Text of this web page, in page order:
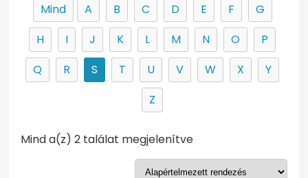
Mind A B C D E F
G
H
I J K L M N O
P
Q
R S T U V W X
Y
Z
Mind a(z) 2 találat megjelenítve